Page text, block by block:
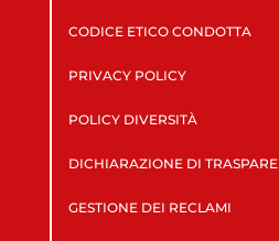
CODICE ETICO CONDOTTA
PRIVACY POLICY
POLICY DIVERSITÀ
DICHIARAZIONE DI
GESTIONE DEI RECLAMI